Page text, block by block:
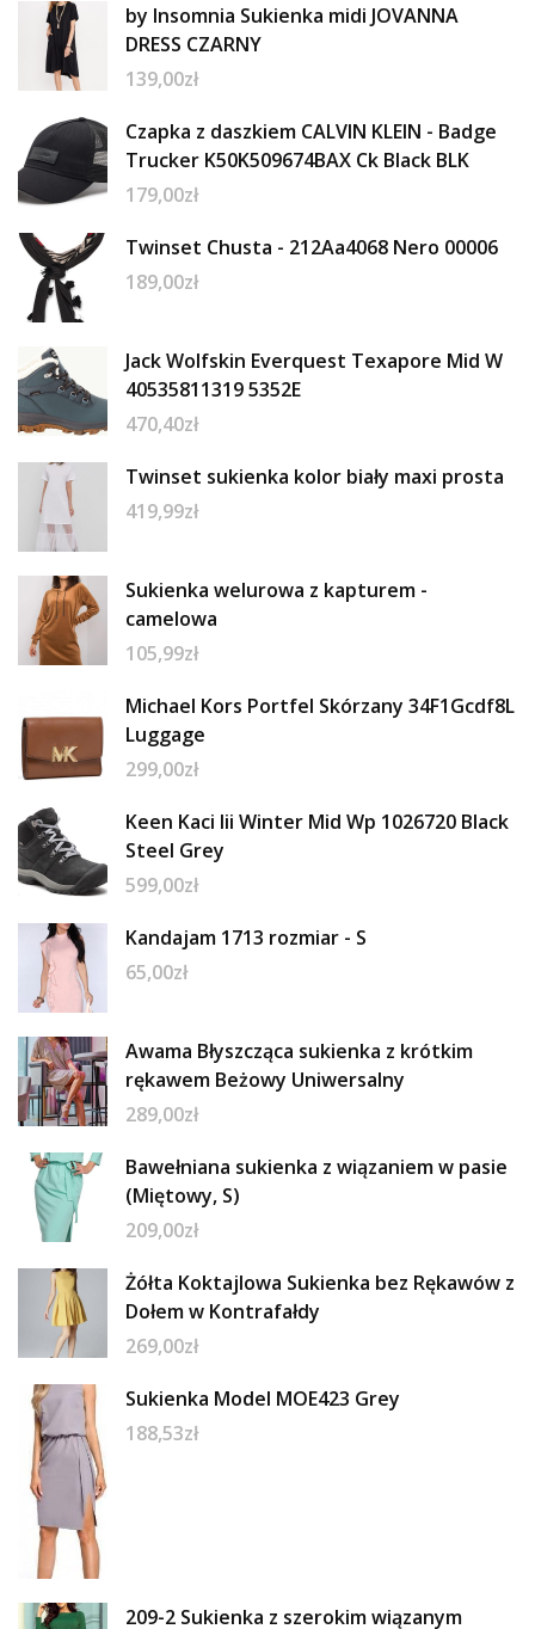
by Insomnia Sukienka midi JOVANNA
DRESS CZARNY
139,00zł
Czapka z daszkiem CALVIN KLEIN - Badge
Trucker K50K509674BAX Ck Black BLK
179,00zł
Twinset Chusta - 212Aa4068 Nero 00006
189,00zł
Jack Wolfskin Everquest Texapore Mid W
40535811319 5352E
470,40zł
Twinset sukienka kolor biały maxi prosta
419,99zł
Sukienka welurowa z kapturem -
camelowa
105,99zł
Michael Kors Portfel Skórzany 34F1Gcdf8L
Luggage
299,00zł
Keen Kaci Iii Winter Mid Wp 1026720 Black
Steel Grey
599,00zł
Kandajam 1713 rozmiar - S
65,00zł
Awama Błyszcząca sukienka z krótkim
rękawem Beżowy Uniwersalny
289,00zł
Bawełniana sukienka z wiązaniem w pasie
(Miętowy, S)
209,00zł
Żółta Koktajlowa Sukienka bez Rękawów z
Dołem w Kontrafałdy
269,00zł
Sukienka Model MOE423 Grey
188,53zł
209-2 Sukienka z szerokim wiązanym